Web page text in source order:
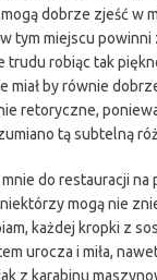
dobrze zjeść w
w tym miejscu
trudu robiąc tak
miał by równie
retoryczne,
tą subtelną
mnie do restauracji
mogą nie
każdej kropki z
urocza i miła,
z karabinu